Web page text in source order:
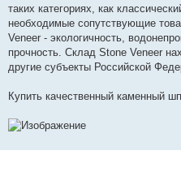
таких категориях, как
необходимые сопутствующие
Veneer - экологичность,
прочность. Склад Stone Veneer
другие субъекты Российской
Купить качественный каменный